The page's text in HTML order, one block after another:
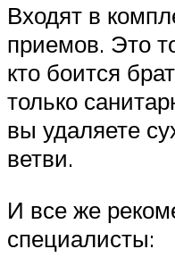
Входят в
приемов. Это
кто боится
только
вы удаляете
ветви.
И все же
специалисты: